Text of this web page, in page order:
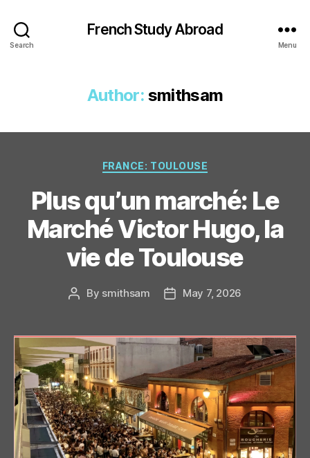
Search
French Study Abroad
Menu
Author: smithsam
Categories
FRANCE: TOULOUSE
Plus qu’un marché: Le
Marché Victor Hugo, la
vie de Toulouse
Post
By smithsam
PostMay 7, 2026